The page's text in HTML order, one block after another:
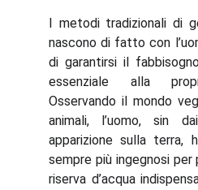
I metodi tradizionali di
nascono di fatto con
di garantirsi il
essenziale alla
Osservando il mondo
animali, l’uomo, sin
apparizione sulla terra,
sempre più ingegnosi
riserva d’acqua